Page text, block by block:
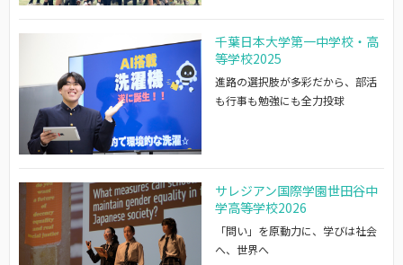
千葉日本大学第一中学校・高
等学校2025
進路の選択肢が多彩だから、部活
も行事も勉強にも全力投球
サレジアン国際学園世田谷中
学高等学校2026
「問い」を原動力に、学びは社会
へ、世界へ